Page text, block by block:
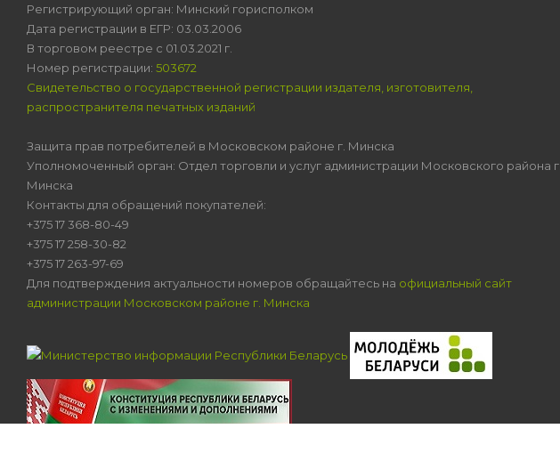
Регистрирующий орган: Минский горисполком
Дата регистрации в ЕГР: 03.03.2006
В торговом реестре с 01.03.2021 г.
Номер регистрации: 503672
Свидетельство о государственной регистрации издателя, изготовителя,
распространителя печатных изданий
Защита прав потребителей в Московском районе г. Минска
Уполномоченный орган: Отдел торговли и услуг администрации Московского района г.
Минска
Контакты для обращений покупателей:
+375 17 368-80-49
+375 17 258-30-82
+375 17 263-97-69
Для подтверждения актуальности номеров обращайтесь на официальный сайт
администрации Московском районе г. Минска